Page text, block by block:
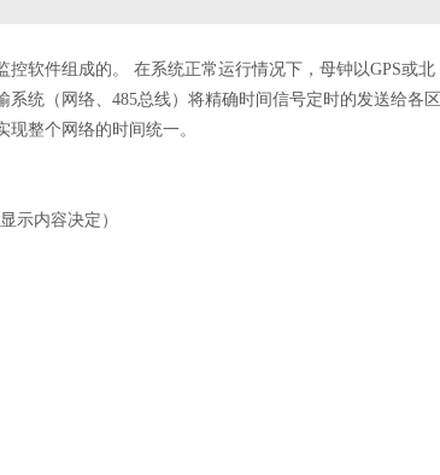
软件组成的。 在系统正常运行情况下，母钟以GPS或北
统（网络、 485总线）将精确时间信号定时的发送给各区
整个网络的时间统一。
示内容决定）